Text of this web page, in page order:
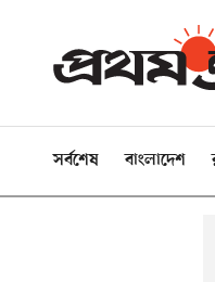
সর্বশেষ বাংলাদেশ